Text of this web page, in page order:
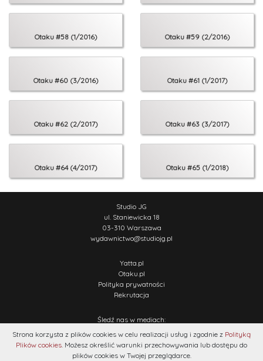
Otaku #58 (1/2016) Otaku #59 (2/2016)
Otaku #60 (3/2016) Otaku #61 (1/2017)
Otaku #62 (2/2017) Otaku #63 (3/2017)
Otaku #64 (4/2017) Otaku #65 (1/2018)
Strona korzysta z plików cookies w celu realizacji usług i zgodnie z Polityką
Plików cookies. Możesz określić warunki przechowywania lub dostępu do
plików cookies w Twojej przeglądarce.
Studio JG
ul. Staniewicka 18
03-310 Warszawa
wydawnictwo@studiojg.pl
Yatta.pl
Otaku.pl
Polityka prywatności
Rekrutacja
Śledź nas w mediach: